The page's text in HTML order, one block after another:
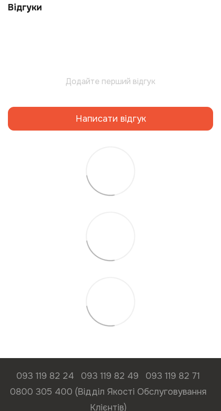
Відгуки
Додайте перший відгук
Написати відгук
093 119 82 24 093 119 82 49
093 119 82 71
0800 305 400 (Відділ Якості Обслуговування
Клієнтів)